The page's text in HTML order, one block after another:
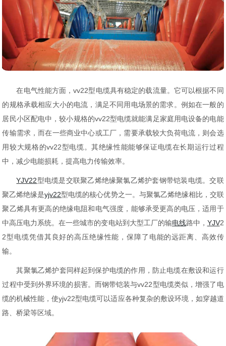
在电气性能方面，vv22型电缆具有稳定的载流量。它可以根据不同
的规格承载相应大小的电流，满足不同用电场景的需求。例如在一般的
居民小区配电中，较小规格的vv22型电缆就能满足家庭用电设备的电能
传输需求，而在一些商业中心或工厂，需要承载较大负荷电流，则会选
用较大规格的vv22型电缆。其绝缘性能能够保证电缆在长期运行过程
中，减少电能损耗，提高电力传输效率。
YJV22型电缆是交联聚乙烯绝缘聚氯乙烯护套钢带铠装电缆。交联
聚乙烯绝缘是yjv22型电缆的核心优势之一。与聚氯乙烯绝缘相比，交联
聚乙烯具有更高的绝缘电阻和电气强度，能够承受更高的电压，适用于
中高压电力系统。在一些城市的变电站到大型工厂的输电线路中， YJV2
2型电缆凭借其良好的高压绝缘性能，保障了电能的远距离、高效传
输。
其聚氯乙烯护套同样起到保护电缆的作用，防止电缆在敷设和运行
过程中受到外界环境的损害。而钢带铠装与vv22型电缆类似，增强了电
缆的机械性能，使yjv22型电缆可以适应各种复杂的敷设环境，如穿越道
路、桥梁等区域。